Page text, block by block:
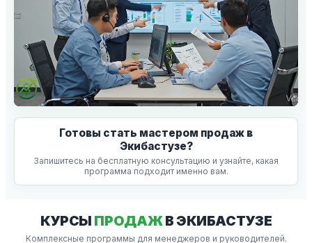
Готовы стать мастером продаж в
Экибастузе?
Запишитесь на бесплатную консультацию и узнайте, какая
программа подходит именно вам.
КУРСЫ ПРОДАЖВ ЭКИБАСТУЗЕ
Комплексные программы для менеджеров и руководителей.